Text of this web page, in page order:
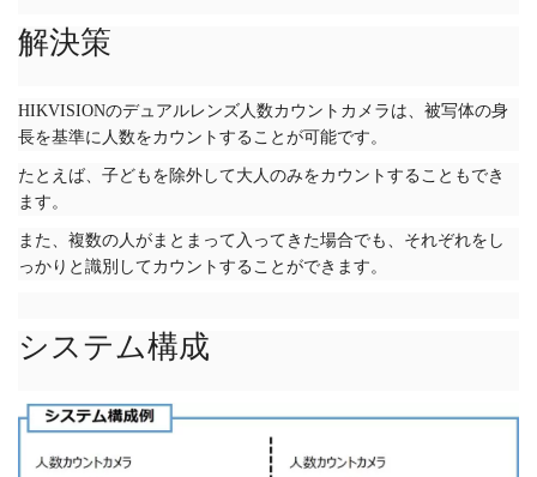
解決策
HIKVISIONのデュアルレンズ人数カウントカメラは、被写体の身
長を基準に人数をカウントすることが可能です。
たとえば、子どもを除外して大人のみをカウントすることもでき
ます。
また、複数の人がまとまって入ってきた場合でも、それぞれをし
っかりと識別してカウントすることができます。
システム構成